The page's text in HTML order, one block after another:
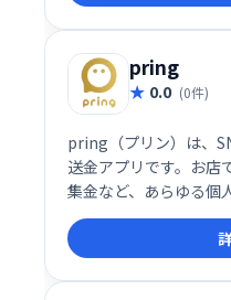
pring
0.0 (0件)
pring（プリン）は、
送金アプリです。お店
集金など、あらゆる個
ます。直感的な操作
を実現し、新しいお金
ます。友達との送金
で完結！